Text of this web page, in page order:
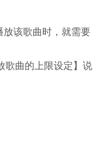
该歌曲时，就需要
歌曲的上限设定】说